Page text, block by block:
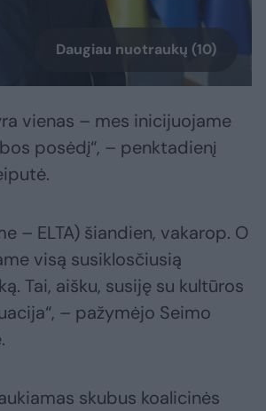
Daugiau nuotraukų (10)
vienas – mes inicijuojame
posėdį“, – penktadienį
– ELTA) šiandien, vakarop. O
visą susiklosčiusią
Tai, aišku, susiję su kultūros
– pažymėjo Seimo
skubus koalicinės